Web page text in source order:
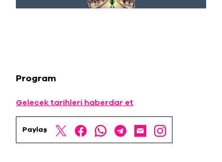
Program
Gelecek tarihleri haberdar et
Paylaş